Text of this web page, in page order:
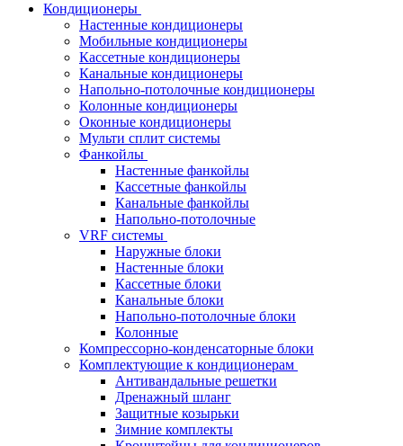
Кондиционеры
Настенные кондиционеры
Мобильные кондиционеры
Кассетные кондиционеры
Канальные кондиционеры
Напольно-потолочные кондиционеры
Колонные кондиционеры
Оконные кондиционеры
Мульти сплит системы
Фанкойлы
Настенные фанкойлы
Кассетные фанкойлы
Канальные фанкойлы
Напольно-потолочные
VRF системы
Наружные блоки
Настенные блоки
Кассетные блоки
Канальные блоки
Напольно-потолочные блоки
Колонные
Компрессорно-конденсаторные блоки
Комплектующие к кондиционерам
Антивандальные решетки
Дренажный шланг
Защитные козырьки
Зимние комплекты